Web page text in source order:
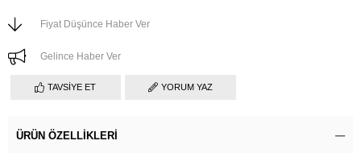
Fiyat Düşünce Haber Ver
Gelince Haber Ver
TAVSIYE ET YORUM YAZ
ÜRÜN ÖZELLIKLERI